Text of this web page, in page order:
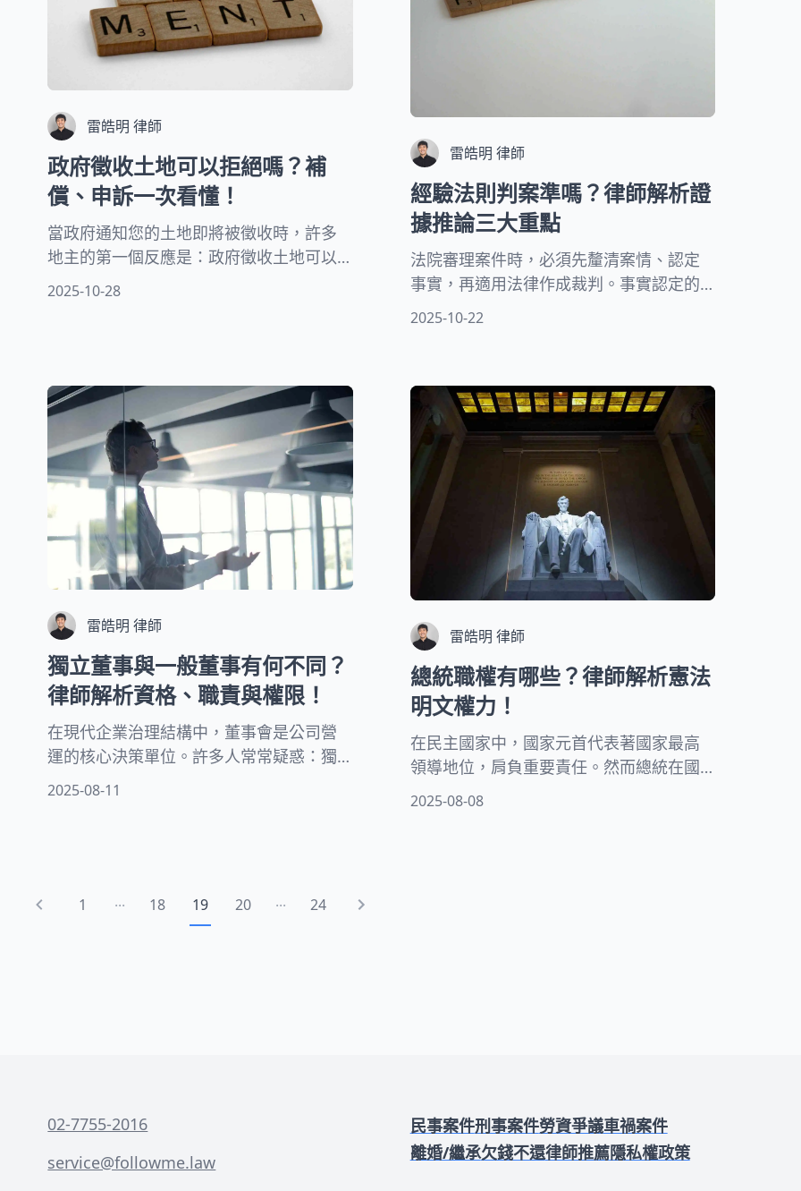
雷皓明 律師
政府徵收土地可以拒絕嗎？補
償、申訴一次看懂！
當政府通知您的土地即將被徵收時，許多
地主的第一個反應是：政府徵收土地可以
拒絕嗎？這個問題的答案並非絕對的是或
問題，詳細說明不同徵收情況下的地主權
利、徵收補償標準，以及可行的申訴管
道。
2025-10-28
雷皓明 律師
經驗法則判案準嗎？律師解析證
據推論三大重點
法院審理案件時，必須先釐清案情、認定
事實，再適用法律作成裁判。事實認定的
正確性是司法裁判最重要的基礎。沒有證
測，而是建立在日常生活經驗基礎上的客
觀判斷標準。現代司法體系中，經驗法則
與證據推論密不可分，能幫助法官在複雜
案情中找到事實真相。本文將從專業律師
角度，深入分析證據推論的三大重點，讓
您了解司法判決背後的邏輯思維。
2025-10-22
雷皓明 律師
獨立董事與一般董事有何不同？
律師解析資格、職責與權限！
在現代企業治理結構中，董事會是公司營
運的核心決策單位。許多人常常疑惑：獨
立董事與一般董事有何不同？這個問題對
度，深入解析這兩種董事在資格條件、法
定職權、決策參與範圍及法律責任等方面
2025-08-11
雷皓明 律師
總統職權有哪些？律師解析憲法
明文權力！
在民主國家中，國家元首代表著國家最高
領導地位，肩負重要責任。然而總統在國
內的憲法權力則相對複雜。由於我國歷經
2025-08-08
1 ... 18 19 20 ... 24
02-7755-2016
service@followme.law
民事案件刑事案件勞資爭議車禍案件
離婚/繼承欠錢不還律師推薦隱私權政策